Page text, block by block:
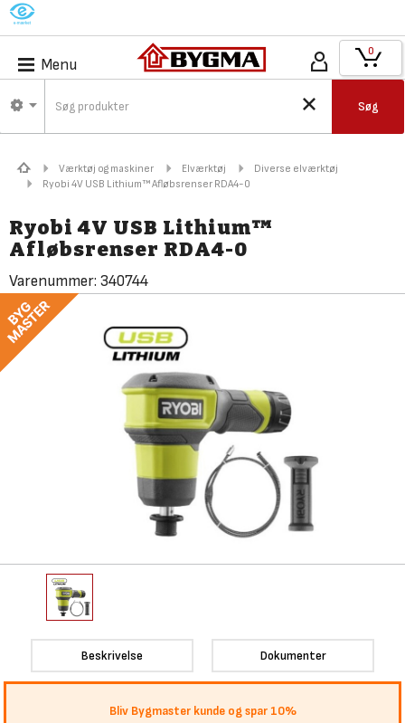
M
Menu
Søg
0
Værktøj og maskiner Elværktøj
Diverse elværktøj
Ryobi 4V USB Lithium™ Afløbsrenser RDA4-0
Ryobi 4V USB Lithium™
Afløbsrenser RDA4-0
Varenummer: 340744
Beskrivelse Dokumenter
Bliv Bygmaster kunde og spar 10%